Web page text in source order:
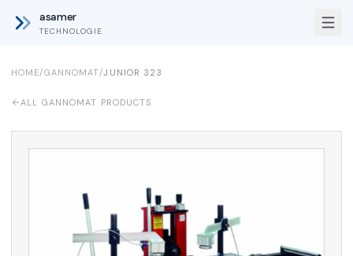
asamer
TECHNOLOGIE
HOME/GANNOMAT/JUNIOR 323
ALL GANNOMAT PRODUCTS